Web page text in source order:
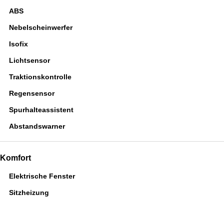
ABS
Nebelscheinwerfer
Isofix
Lichtsensor
Traktionskontrolle
Regensensor
Spurhalteassistent
Abstandswarner
Komfort
Elektrische Fenster
Sitzheizung